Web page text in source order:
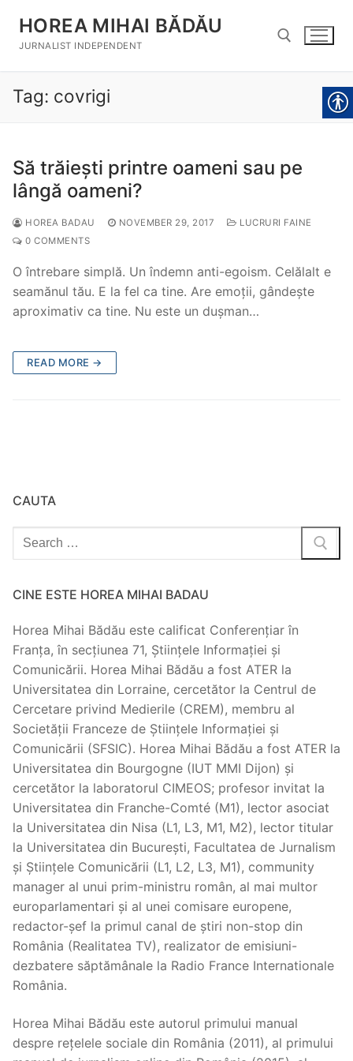
content
HOREA MIHAI BĂDĂU
JURNALIST INDEPENDENT
Tag: covrigi
Să trăiești printre oameni sau pe
lângă oameni?
HOREA BADAU NOVEMBER 29, 2017
LUCRURI FAINE
0 COMMENTS
O întrebare simplă. Un îndemn anti-egoism. Celălalt e
seamănul tău. E la fel ca tine. Are emoții, gândește
aproximativ ca tine. Nu este un dușman…
READ MORE →
CAUTA
Search
for:
CINE ESTE HOREA MIHAI BADAU
Horea Mihai Bădău este calificat Conferențiar în
Franța, în secțiunea 71, Științele Informației și
Comunicării. Horea Mihai Bădău a fost ATER la
Universitatea din Lorraine, cercetător la Centrul de
Cercetare privind Medierile (CREM), membru al
Societății Franceze de Științele Informației și
Comunicării (SFSIC). Horea Mihai Bădău a fost ATER la
Universitatea din Bourgogne (IUT MMI Dijon) și
cercetător la laboratorul CIMEOS; profesor invitat la
Universitatea din Franche-Comté (M1), lector asociat
la Universitatea din Nisa (L1, L3, M1, M2), lector titular
la Universitatea din București, Facultatea de Jurnalism
și Științele Comunicării (L1, L2, L3, M1), community
manager al unui prim-ministru român, al mai multor
europarlamentari și al unei comisare europene,
redactor-șef la primul canal de știri non-stop din
România (Realitatea TV), realizator de emisiuni-
dezbatere săptămânale la Radio France Internationale
România.
Horea Mihai Bădău este autorul primului manual
despre rețelele sociale din România (2011), al primului